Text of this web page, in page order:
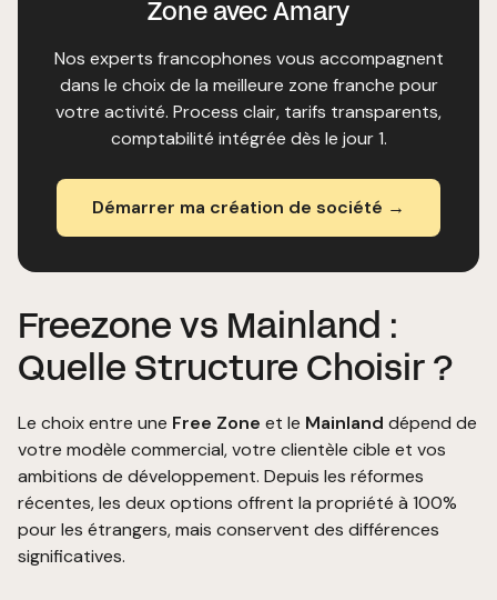
Zone avec Amary
Nos experts francophones vous accompagnent
dans le choix de la meilleure zone franche pour
votre activité. Process clair, tarifs transparents,
comptabilité intégrée dès le jour 1.
Démarrer ma création de société →
Freezone vs Mainland :
Quelle Structure Choisir ?
Le choix entre une Free Zone et le Mainland dépend de
votre modèle commercial, votre clientèle cible et vos
ambitions de développement. Depuis les réformes
récentes, les deux options offrent la propriété à 100%
pour les étrangers, mais conservent des différences
significatives.